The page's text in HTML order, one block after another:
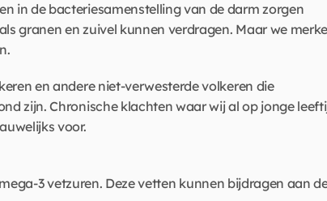
in de bacteriesamenstelling van de darm zorgen
granen en zuivel kunnen verdragen. Maar we
en andere niet-verwesterde volkeren die
zijn. Chronische klachten waar wij al op jonge
voor.
3 vetzuren. Deze vetten kunnen bijdragen aan